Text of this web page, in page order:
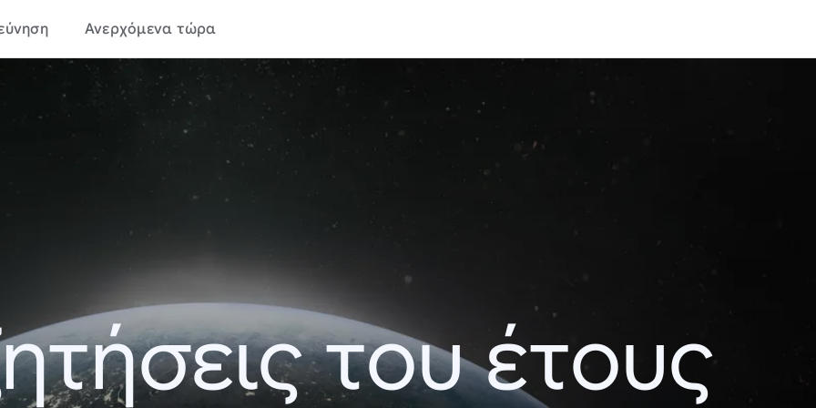
Ανερχόμενα τώρα
του έτους